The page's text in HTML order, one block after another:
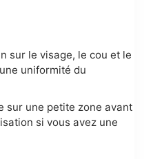
sur le visage, le cou et le
uniformité du
sur une petite zone avant
si vous avez une